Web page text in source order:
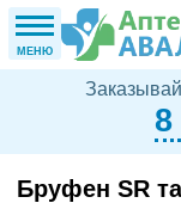
МЕНЮ
8
Бруфен SR